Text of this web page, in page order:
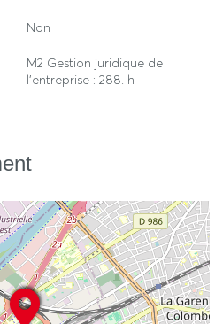
Non
M2 Gestion juridique de
l’entreprise : 288. h